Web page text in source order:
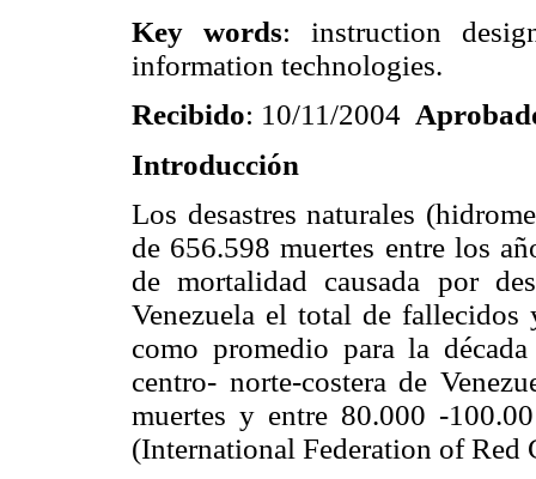
Key words: instruction
information technologies.
Recibido: 10/11/2004
Introducción
Los desastres naturales
de 656.598 muertes entre los
de mortalidad causada por
Venezuela el total de fallecidos
como promedio para la
centro- norte-costera de
muertes y entre 80.000 -
(International Federation of Red